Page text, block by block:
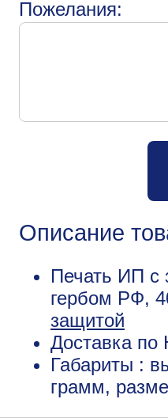
Пожелания:
Описание
Печать ИП с
гербом РФ,
защитой
Доставка по
Габариты :
грамм,